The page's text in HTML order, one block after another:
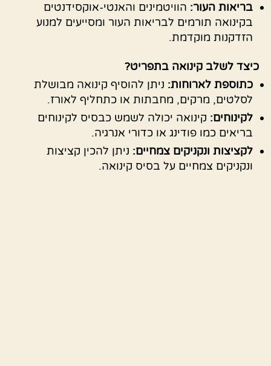
בריאות העור: הוויטמינים והאנטי-אוקסידנטים
בקינואה תורמים לבריאות העור ומסייעים למנוע
הזדקנות מוקדמת.
כיצד לשלב קינואה בתפריט?
כתוספת לארוחות: ניתן להוסיף קינואה מבושלת
לסלטים, מרקים, מחבתות או כתחליף לאורז.
לקינוחים: קינואה יכולה לשמש כבסיס לקינוחים
בריאים כמו פודינג או כדורי אנרגיה.
לקציצות ונקניקים צמחיים: ניתן להכין קציצות
ונקניקים צמחיים על בסיס קינואה.